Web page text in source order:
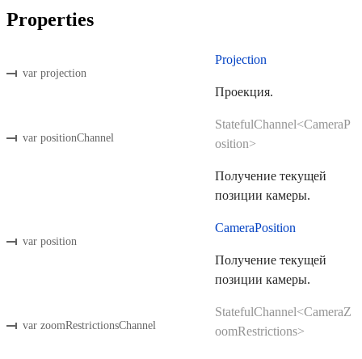
Properties
var projection
Projection
Проекция.
var positionChannel
StatefulChannel<CameraP
osition>
Получение текущей
позиции камеры.
var position
CameraPosition
Получение текущей
позиции камеры.
var zoomRestrictionsChannel
StatefulChannel<CameraZ
oomRestrictions>